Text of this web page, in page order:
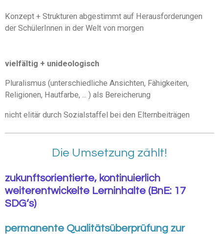
Konzept + Strukturen abgestimmt auf Herausforderungen
der SchülerInnen in der Welt von morgen
vielfältig + unideologisch
Pluralismus (unterschiedliche Ansichten, Fähigkeiten,
Religionen, Hautfarbe, ... ) als Bereicherung
nicht elitär durch Sozialstaffel bei den Elternbeiträgen
Die Umsetzung zählt!
zukunftsorientierte, kontinuierlich
weiterentwickelte Lerninhalte (BnE: 17
SDG‘s)
permanente Qualitätsüberprüfung zur